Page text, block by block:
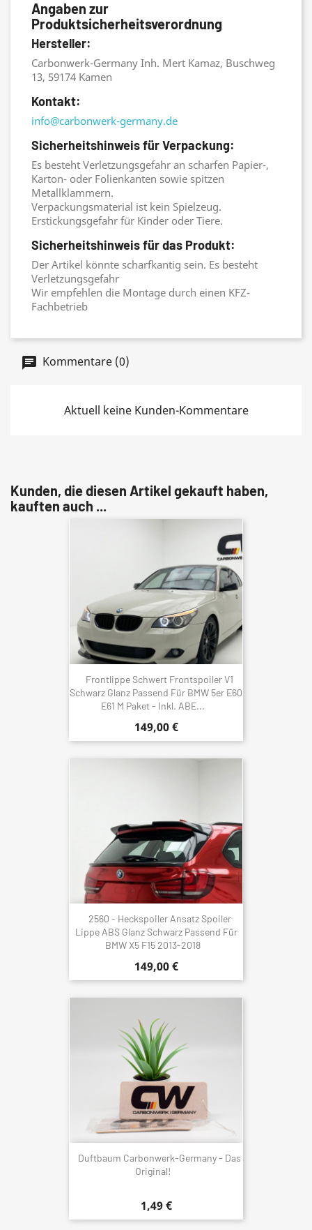
Angaben zur
Produktsicherheitsverordnung
Hersteller:
Carbonwerk-Germany Inh. Mert Kamaz, Buschweg
13, 59174 Kamen
Kontakt:
info@carbonwerk-germany.de
Sicherheitshinweis für Verpackung:
Es besteht Verletzungsgefahr an scharfen Papier-,
Karton- oder Folienkanten sowie spitzen
Metallklammern.
Verpackungsmaterial ist kein Spielzeug.
Erstickungsgefahr für Kinder oder Tiere.
Sicherheitshinweis für das Produkt:
Der Artikel könnte scharfkantig sein. Es besteht
Verletzungsgefahr
Wir empfehlen die Montage durch einen KFZ-
Fachbetrieb
Kommentare (0)
Aktuell keine Kunden-Kommentare
Kunden, die diesen Artikel gekauft haben,
kauften auch ...
Frontlippe Schwert Frontspoiler V1
Schwarz Glanz Passend Für BMW 5er E60
E61 M Paket - Inkl. ABE...
149,00 €
2560 - Heckspoiler Ansatz Spoiler
Lippe ABS Glanz Schwarz Passend Für
BMW X5 F15 2013-2018
149,00 €
Duftbaum Carbonwerk-Germany - Das
Original!
1,49 €